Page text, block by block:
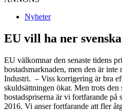
Nyheter
EU vill ha ner
EU välkomnar den senaste tidens
bostadsmarknaden, men den är
Industri. – Viss korrigering är bra
skuldsättningen ökar. Men trots den
bostadspriserna är vi fortfarande på
2016. Vi anser fortfarande att fler